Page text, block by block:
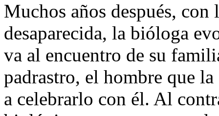
Muchos años después,
desaparecida, la bióloga
va al encuentro de su
padrastro, el hombre que
a celebrarlo con él. Al